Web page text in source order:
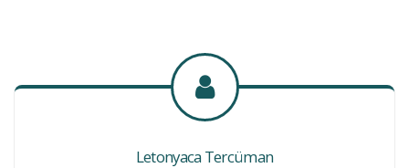
Letonyaca Tercüman